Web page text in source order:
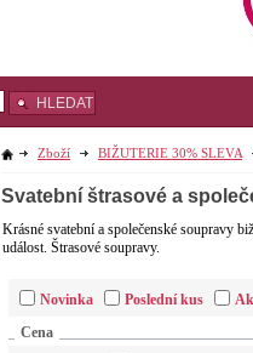
Zboží BIŽUTERIE 30% SLEVA
Svatební štrasové a
Krásné svatební a společenské soupravy
událost. Štrasové soupravy.
Novinka Poslední kus
Cena
HLEDAT